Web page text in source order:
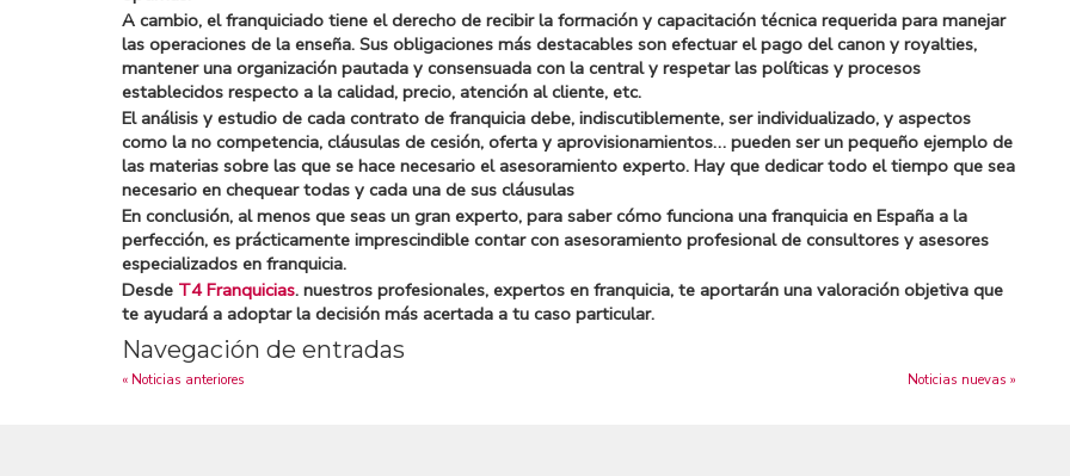
A cambio, el franquiciado tiene el derecho de recibir la formación y capacitación técnica requerida para manejar
las operaciones de la enseña. Sus obligaciones más destacables son efectuar el pago del canon y royalties,
mantener una organización pautada y consensuada con la central y respetar las políticas y procesos
establecidos respecto a la calidad, precio, atención al cliente, etc.
El análisis y estudio de cada contrato de franquicia debe, indiscutiblemente, ser individualizado, y aspectos
como la no competencia, cláusulas de cesión, oferta y aprovisionamientos… pueden ser un pequeño ejemplo de
las materias sobre las que se hace necesario el asesoramiento experto. Hay que dedicar todo el tiempo que sea
necesario en chequear todas y cada una de sus cláusulas
En conclusión, al menos que seas un gran experto, para saber cómo funciona una franquicia en España a la
perfección, es prácticamente imprescindible contar con asesoramiento profesional de consultores y asesores
especializados en franquicia.
Desde T4 Franquicias. nuestros profesionales, expertos en franquicia, te aportarán una valoración objetiva que
te ayudará a adoptar la decisión más acertada a tu caso particular.
Navegación de entradas
« Noticias anteriores Noticias nuevas »